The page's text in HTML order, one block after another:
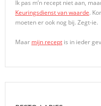
Ik pas m’n recept niet aan,
Keuringsdienst van waarde.
moeten er ook nog bij. Zegt-ie.
Maar mijn recept is in ieder